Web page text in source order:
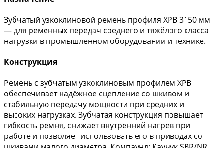
Зубчатый узкоклиновой ремень профиля XPB 3150 мм
— для ременных передач среднего и тяжёлого класса
нагрузки в промышленном оборудовании и технике.
Конструкция
Ремень с зубчатым узкоклиновым профилем XPB
обеспечивает надёжное сцепление со шкивом и
стабильную передачу мощности при средних и
высоких нагрузках. Зубчатая конструкция повышает
гибкость ремня, снижает внутренний нагрев при
работе и позволяет использовать его в приводах со